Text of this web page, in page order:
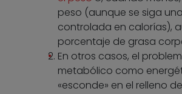
peso (aunque se siga
controlada en calorías),
porcentaje de grasa
En otros casos, el
metabólico como
«esconde» en el relleno